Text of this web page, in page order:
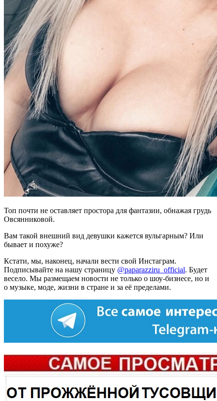
Топ почти не оставляет простора для фантазии, обнажая грудь
Овсянниковой.
Вам такой внешний вид девушки кажется вульгарным? Или
бывает и похуже?
Кстати, мы, наконец, начали вести свой Инстаграм.
Подписывайте на нашу страницу @paparazziru_official. Будет
весело. Мы размещаем новости не только о шоу-бизнесе, но и
о музыке, моде, жизни в стране и за её пределами.